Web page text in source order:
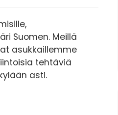
Suomen. Meillä
asukkaillemme
tehtäviä
asti.